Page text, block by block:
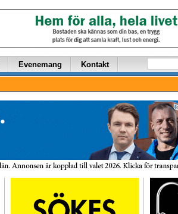
Evenemang Kontakt